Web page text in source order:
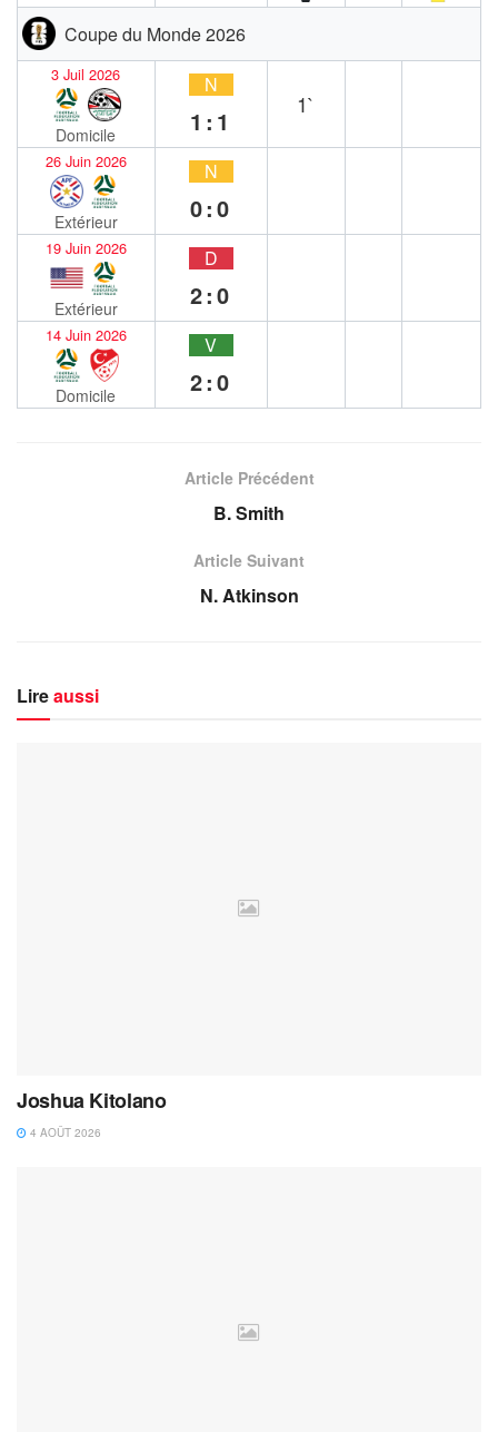
Coupe du Monde 2026
3 Juil 2026
Domicile
N
1:1
1`
26 Juin 2026
Extérieur
N
0:0
19 Juin 2026
Extérieur
D
2:0
14 Juin 2026
Domicile
V
2:0
Article Précédent
B. Smith
Article Suivant
N. Atkinson
Lireaussi
Joshua Kitolano
4 AOÛT 2026